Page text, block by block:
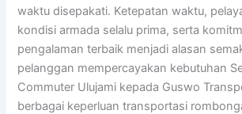
waktu disepakati. Ketepatan waktu,
kondisi armada selalu prima, serta
pengalaman terbaik menjadi alasan
pelanggan mempercayakan kebutuhan
Commuter Ulujami kepada Guswo
berbagai keperluan transportasi